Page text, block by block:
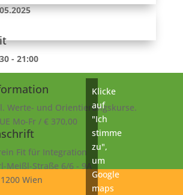
- 21:00
Werte- und Orientierungskurse.
Mo-Fr / € 370,00
Fit für Integration
Meißl-Straße 6/6 - 9A
Wien
Klicke
auf
"Ich
stimme
zu",
um
Google
maps